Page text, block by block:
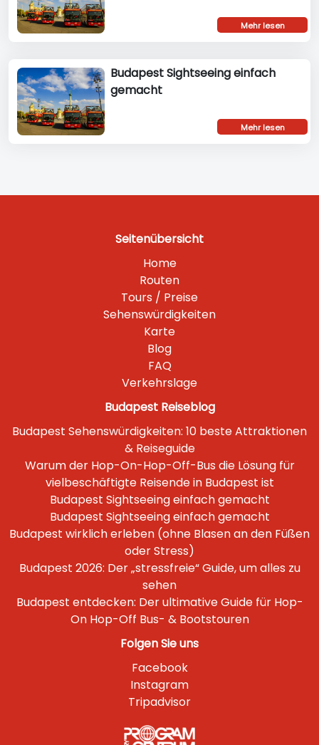
Mehr lesen
Budapest Sightseeing einfach
gemacht
Mehr lesen
Seitenübersicht
Home
Routen
Tours / Preise
Sehenswürdigkeiten
Karte
Blog
FAQ
Verkehrslage
Budapest Reiseblog
Budapest Sehenswürdigkeiten: 10 beste Attraktionen
& Reiseguide
Warum der Hop-On-Hop-Off-Bus die Lösung für
vielbeschäftigte Reisende in Budapest ist
Budapest Sightseeing einfach gemacht
Budapest Sightseeing einfach gemacht
Budapest wirklich erleben (ohne Blasen an den Füßen
oder Stress)
Budapest 2026: Der „stressfreie“ Guide, um alles zu
sehen
Budapest entdecken: Der ultimative Guide für Hop-
On Hop-Off Bus- & Bootstouren
Folgen Sie uns
Facebook
Instagram
Tripadvisor